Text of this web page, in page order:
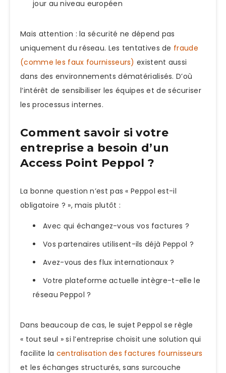
jour au niveau européen
Mais attention : la sécurité ne dépend pas
uniquement du réseau. Les tentatives de fraude
(comme les faux fournisseurs) existent aussi
dans des environnements dématérialisés. D’où
l’intérêt de sensibiliser les équipes et de sécuriser
les processus internes.
Comment savoir si votre
entreprise a besoin d’un
Access Point Peppol ?
La bonne question n’est pas « Peppol est-il
obligatoire ? », mais plutôt :
Avec qui échangez-vous vos factures ?
Vos partenaires utilisent-ils déjà Peppol ?
Avez-vous des flux internationaux ?
Votre plateforme actuelle intègre-t-elle le
réseau Peppol ?
Dans beaucoup de cas, le sujet Peppol se règle
« tout seul » si l’entreprise choisit une solution qui
facilite la centralisation des factures fournisseurs
et les échanges structurés, sans surcouche